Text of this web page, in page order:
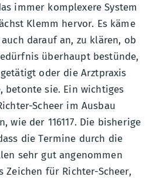
immer komplexere System
Klemm hervor. Es käme
darauf an, zu klären, ob
überhaupt bestünde,
oder die Arztpraxis
betonte sie. Ein wichtiges
Scheer im Ausbau
wie der 116117. Die bisherige
die Termine durch die
sehr gut angenommen
Zeichen für Richter-Scheer,